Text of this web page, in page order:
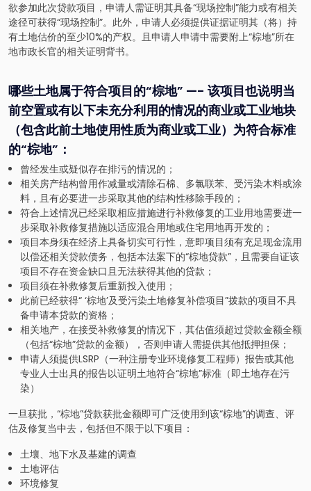
欲参加此次贷款项目，申请人需证明其具备“现场控制”能力或有相关
途径可获得“现场控制”。此外，申请人必须提供证据证明其（将）持
有土地估价的至少10%的产权。且申请人申请中需要附上“棕地”所在
地市政长官的相关证明背书。
哪些土地属于符合项目的“棕地” —- 该项目也说明当
前空置或有以下未充分利用的情况的商业或工业地块
（包含此前土地使用性质为商业或工业）为符合标准
的“棕地”：
曾经发生或疑似存在排污的情况的；
相关房产结构曾用作减量或清除石棉、多氯联苯、受污染木料或涂
料，且有必要进一步采取其他的结构性移除手段的；
符合上述情况已经采取相应措施进行补救修复的工业用地需要进一
步采取补救修复措施以适应混合用地或住宅用地再开发的；
项目本身须在经济上具备切实可行性，意即项目须有充足现金流用
以偿还相关贷款债务，包括本法案下的“棕地贷款”，且需要自证该
项目不存在资金缺口且无法获得其他的贷款；
项目须在补救修复后重新投入使用；
此前已经获得“ ‘棕地’及受污染土地修复补偿项目”拨款的项目不具
备申请本贷款的资格；
相关地产，在接受补救修复的情况下，其估值须超过贷款金额全额
（包括“棕地”贷款的金额），否则申请人需提供其他抵押担保；
申请人须提供LSRP（一种注册专业环境修复工程师）报告或其他
专业人士出具的报告以证明土地符合“棕地”标准（即土地存在污
染）
一旦获批，“棕地”贷款获批金额即可广泛使用到该“棕地”的调查、评
估及修复当中去，包括但不限于以下项目：
土壤、地下水及基建的调查
土地评估
环境修复